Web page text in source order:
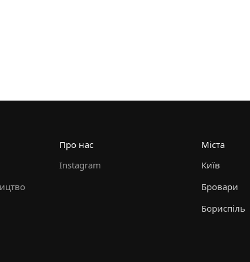
Про нас
Instagram
Міста
Київ
Бровари
Бориспіль